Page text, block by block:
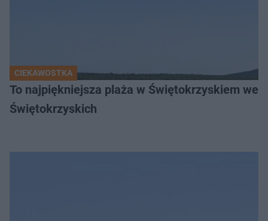
CIEKAWOSTKA
To najpiękniejsza plaża w Świętokrzyskiem
Świętokrzyskich